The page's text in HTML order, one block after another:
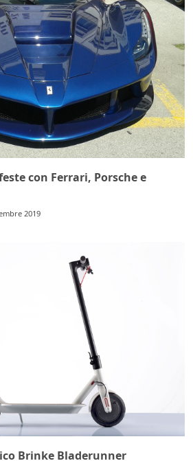
con Ferrari, Porsche e
2019
Brinke Bladerunner